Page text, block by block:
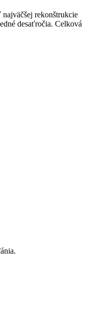
najväčšej rekonštrukcie
desaťročia. Celková